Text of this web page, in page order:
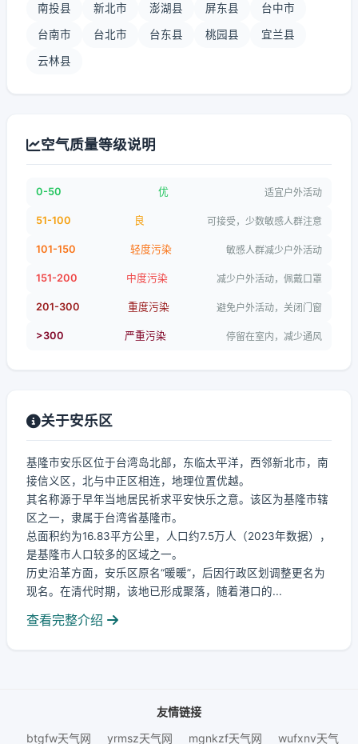
南投县 新北市 澎湖县 屏东县 台中市
台南市 台北市 台东县 桃园县 宜兰县
云林县
空气质量等级说明
0-50 优 适宜户外活动
51-100 良 可接受，少数敏感人群注意
101-150 轻度污染 敏感人群减少户外活动
151-200 中度污染 减少户外活动，佩戴口罩
201-300 重度污染 避免户外活动，关闭门窗
>300 严重污染 停留在室内，减少通风
关于安乐区
基隆市安乐区位于台湾岛北部，东临太平洋，西邻新北市，南
接信义区，北与中正区相连，地理位置优越。
其名称源于早年当地居民祈求平安快乐之意。该区为基隆市辖
区之一，隶属于台湾省基隆市。
总面积约为16.83平方公里，人口约7.5万人（2023年数据），
是基隆市人口较多的区域之一。
历史沿革方面，安乐区原名“暖暖”，后因行政区划调整更名为
现名。在清代时期，该地已形成聚落，随着港口的...
查看完整介绍
友情链接
btgfw天气网
yrmsz天气网 mgnkzf天气网 wufxnv天气